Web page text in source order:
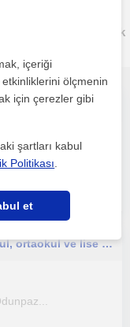
diğer Matematik
Uygun Fiyatli Matematik dersleri! İlkokul, ortaokul ve lise için
içeriği
ölçmenin
için çerezler gibi
şartları kabul
Politikası
et